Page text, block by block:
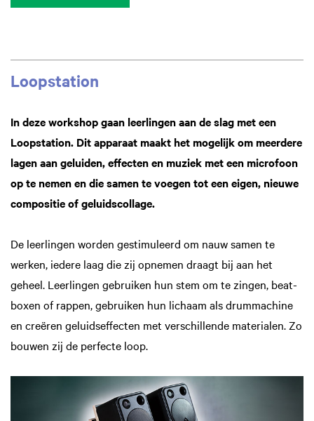
Loopstation
In deze workshop gaan leerlingen aan de slag met een
Loopstation. Dit apparaat maakt het mogelijk om meerdere
lagen aan geluiden, effecten en muziek met een microfoon
op te nemen en die samen te voegen tot een eigen, nieuwe
compositie of geluidscollage.
De leerlingen worden gestimuleerd om nauw samen te
werken, iedere laag die zij opnemen draagt bij aan het
geheel. Leerlingen gebruiken hun stem om te zingen, beat-
boxen of rappen, gebruiken hun lichaam als drummachine
en creëren geluidseffecten met verschillende materialen. Zo
bouwen zij de perfecte loop.